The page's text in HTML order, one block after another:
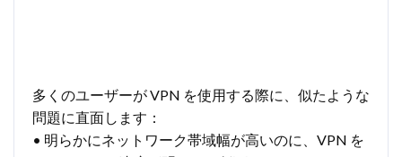
多くのユーザーが VPN を使用する際に、似たような
問題に直面します：
• 明らかにネットワーク帯域幅が高いのに、VPN を